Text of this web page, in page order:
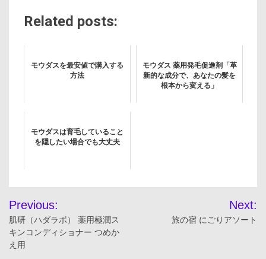
Related posts:
モウダスを最安値で購入する
方法
モウダス 薬用発毛促進剤「革
新的な成分で、あなたの髪を
根本から変える」
モウダスは育毛していること
を隠したい場合でも大丈夫
投
稿
ナ
Previous:
肌研（ハダラボ） 薬用極潤ス
キンコンディショナー つめか
え用
Next:
旅の宿 にごりアソート